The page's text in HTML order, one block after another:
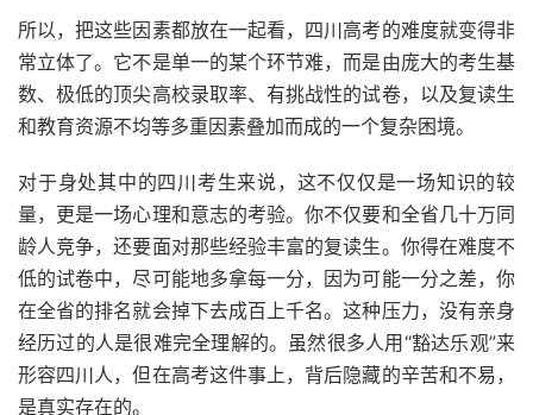
所以，把这些因素都放在一起看，四川高考的难度就变得非
常立体了。它不是单一的某个环节难，而是由庞大的考生基
数、极低的顶尖高校录取率、有挑战性的试卷，以及复读生
和教育资源不均等多重因素叠加而成的一个复杂困境。
对于身处其中的四川考生来说，这不仅仅是一场知识的较
量，更是一场心理和意志的考验。你不仅要和全省几十万同
龄人竞争，还要面对那些经验丰富的复读生。你得在难度不
低的试卷中，尽可能地多拿每一分，因为可能一分之差，你
在全省的排名就会掉下去成百上千名。这种压力，没有亲身
经历过的人是很难完全理解的。虽然很多人用“豁达乐观”来
形容四川人，但在高考这件事上，背后隐藏的辛苦和不易，
是真实存在的。